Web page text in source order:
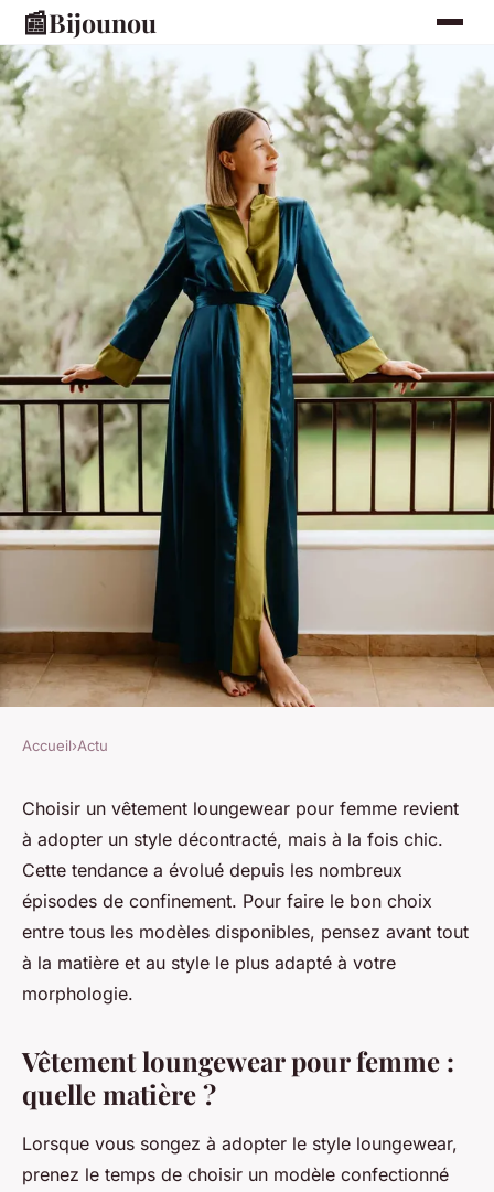
📰Bijounou
Quelle matière et quel style de
vêtement loungewear pour
femme choisir ?
admin •10 février 2024•2 min de lecture
Accueil›Actu
Choisir un vêtement loungewear pour femme revient
à adopter un style décontracté, mais à la fois chic.
Cette tendance a évolué depuis les nombreux
épisodes de confinement. Pour faire le bon choix
entre tous les modèles disponibles, pensez avant tout
à la matière et au style le plus adapté à votre
morphologie.
Vêtement loungewear pour femme :
quelle matière ?
Lorsque vous songez à adopter le style loungewear,
prenez le temps de choisir un modèle confectionné